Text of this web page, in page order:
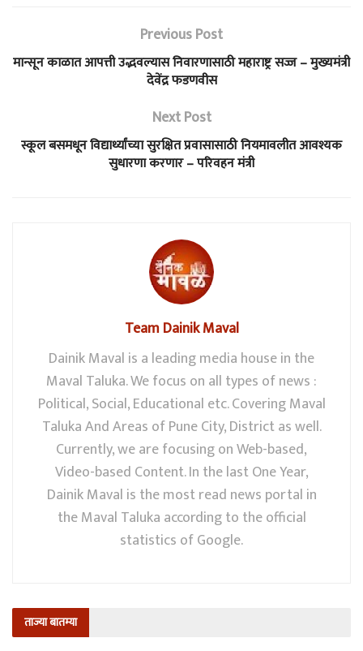
Previous Post
मान्सून काळात आपत्ती उद्भवल्यास निवारणासाठी महाराष्ट्र सज्ज – मुख्यमंत्री
देवेंद्र फडणवीस
Next Post
स्कूल बसमधून विद्यार्थ्यांच्या सुरक्षित प्रवासासाठी नियमावलीत आवश्यक
सुधारणा करणार – परिवहन मंत्री
Team Dainik Maval
Dainik Maval is a leading media house in the
Maval Taluka. We focus on all types of news :
Political, Social, Educational etc. Covering Maval
Taluka And Areas of Pune City, District as well.
Currently, we are focusing on Web-based,
Video-based Content. In the last One Year,
Dainik Maval is the most read news portal in
the Maval Taluka according to the official
statistics of Google.
ताज्या बातम्या